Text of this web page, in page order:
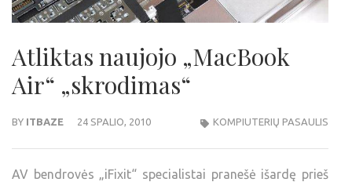
Atliktas naujojo „MacBook
Air“ „skrodimas“
BY ITBAZE 24 SPALIO, 2010 KOMPIUTERIŲ PASAULIS
AV bendrovės „iFixit“ specialistai pranešė išardę prieš